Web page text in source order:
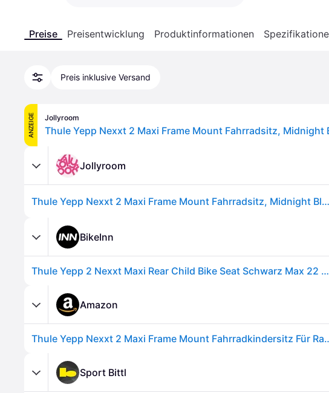
Preise Preisentwicklung Produktinformationen
Preis inklusive Versand
ANZEIGE Jollyroom
Jollyroom
Thule Yepp Nexxt 2 Maxi Frame Mount Fahrradsitz, Midnight Black
BikeInn
Thule Yepp 2 Nexxt Maxi Rear Child Bike Seat Schwarz Max 22 kg Junge
Amazon
Thule Yepp Nexxt 2 Maxi Frame
Sport Bittl